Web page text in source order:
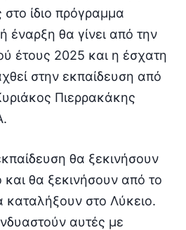
ίδιο πρόγραμμα
έναρξη θα γίνει από την
έτους 2025 και η έσχατη
στην εκπαίδευση από
Πιερρακάκης
θα ξεκινήσουν
και θα ξεκινήσουν από το
καταλήξουν στο Λύκειο.
αυτές με